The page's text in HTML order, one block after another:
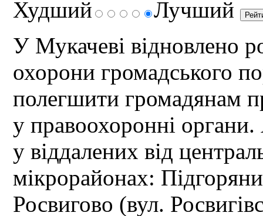
Худший
Лучший
У Мукачеві відновлено
охорони громадського
полегшити громадянам
у правоохоронні
у віддалених від
мікрорайонах:
Росвигово (вул.